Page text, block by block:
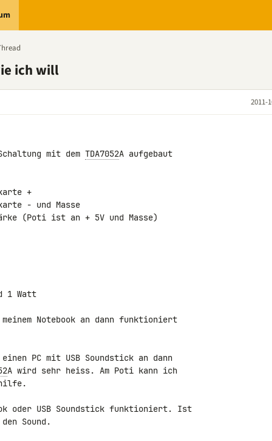
ich will
2011-
mit dem TDA7052A aufgebaut
+
- und Masse
(Poti ist an + 5V und Masse)
1 Watt
Notebook an dann funktioniert
PC mit USB Soundstick an dann
A wird sehr heiss. Am Poti kann ich
oder USB Soundstick funktioniert. Ist
Sound.